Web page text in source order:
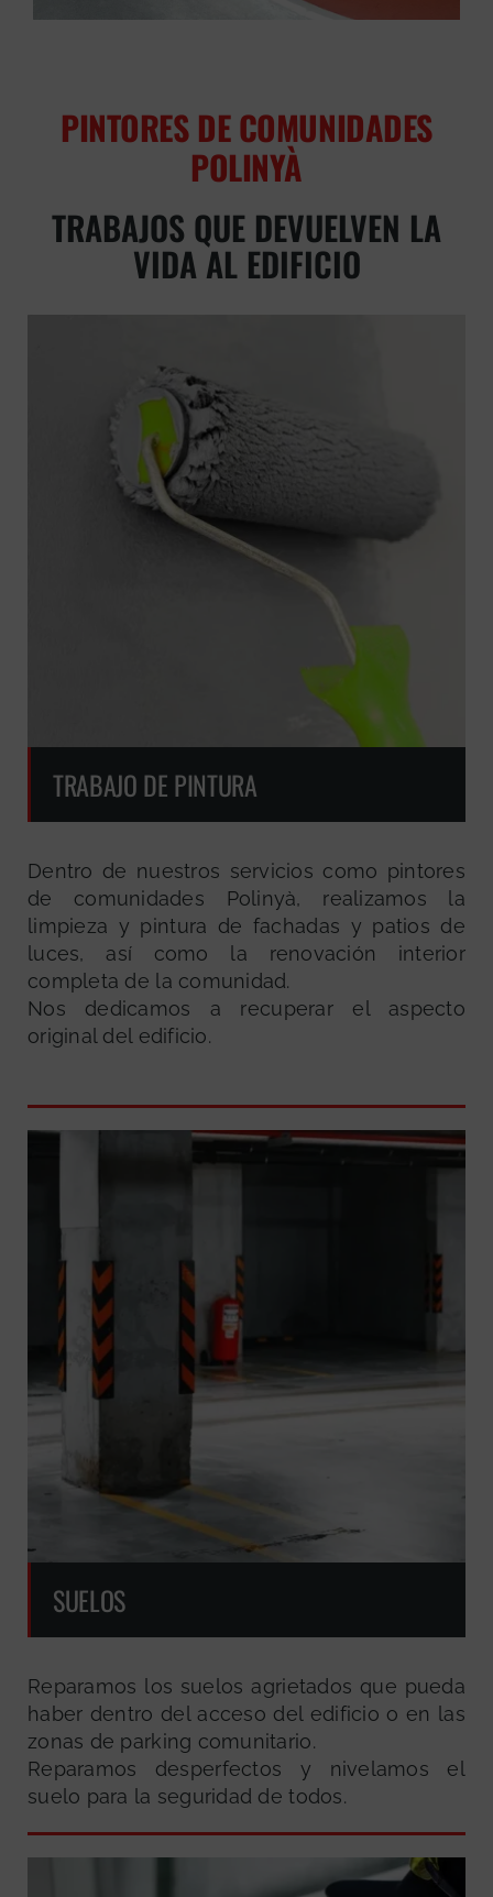
PINTORES DE COMUNIDADES
POLINYÀ
TRABAJOS QUE DEVUELVEN LA
VIDA AL EDIFICIO
TRABAJO DE PINTURA
Dentro de nuestros servicios como pintores
de comunidades Polinyà, realizamos la
limpieza y pintura de fachadas y patios de
luces, así como la renovación interior
completa de la comunidad.
Nos dedicamos a recuperar el aspecto
original del edificio.
SUELOS
Reparamos los suelos agrietados que pueda
haber dentro del acceso del edificio o en las
zonas de parking comunitario.
Reparamos desperfectos y nivelamos el
suelo para la seguridad de todos.